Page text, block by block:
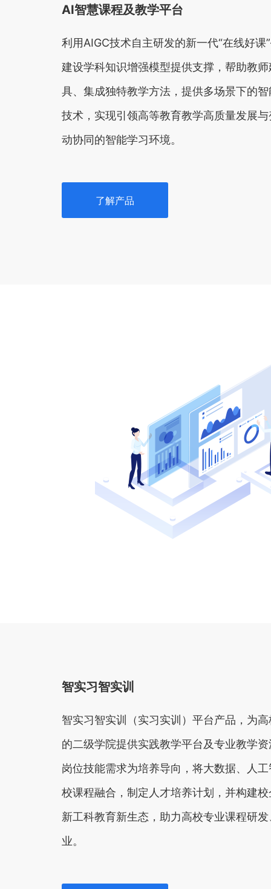
AI智慧课程及教学平台
利用AIGC技术自主研发的新一代“在线好
建设学科知识增强模型提供支撑，帮助教
具、集成独特教学方法，提供多场景下的
技术，实现引领高等教育教学高质量发展
动协同的智能学习环境。
了解产品
智实习智实训
智实习智实训（实习实训）平台产品，为
的二级学院提供实践教学平台及专业教学
岗位技能需求为培养导向，将大数据、人
校课程融合，制定人才培养计划，并构建
新工科教育新生态，助力高校专业课程研
业。